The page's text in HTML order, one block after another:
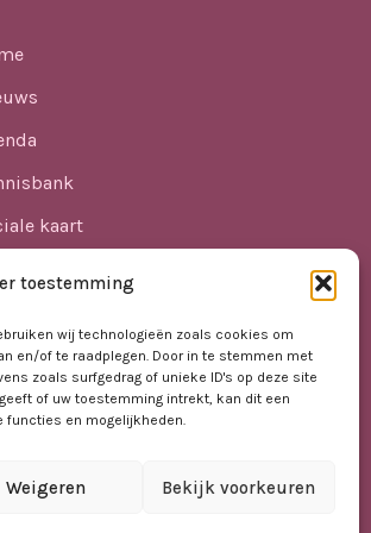
toestemming
wij technologieën zoals cookies om
en/of te raadplegen. Door in te stemmen met
zoals surfgedrag of unieke ID's op deze site
of uw toestemming intrekt, kan dit een
functies en mogelijkheden.
Weigeren Bekijk voorkeuren
kaart